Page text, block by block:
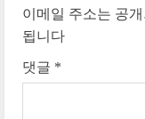
i
n
u
이메일 주소는 공
됩니다
댓글 *